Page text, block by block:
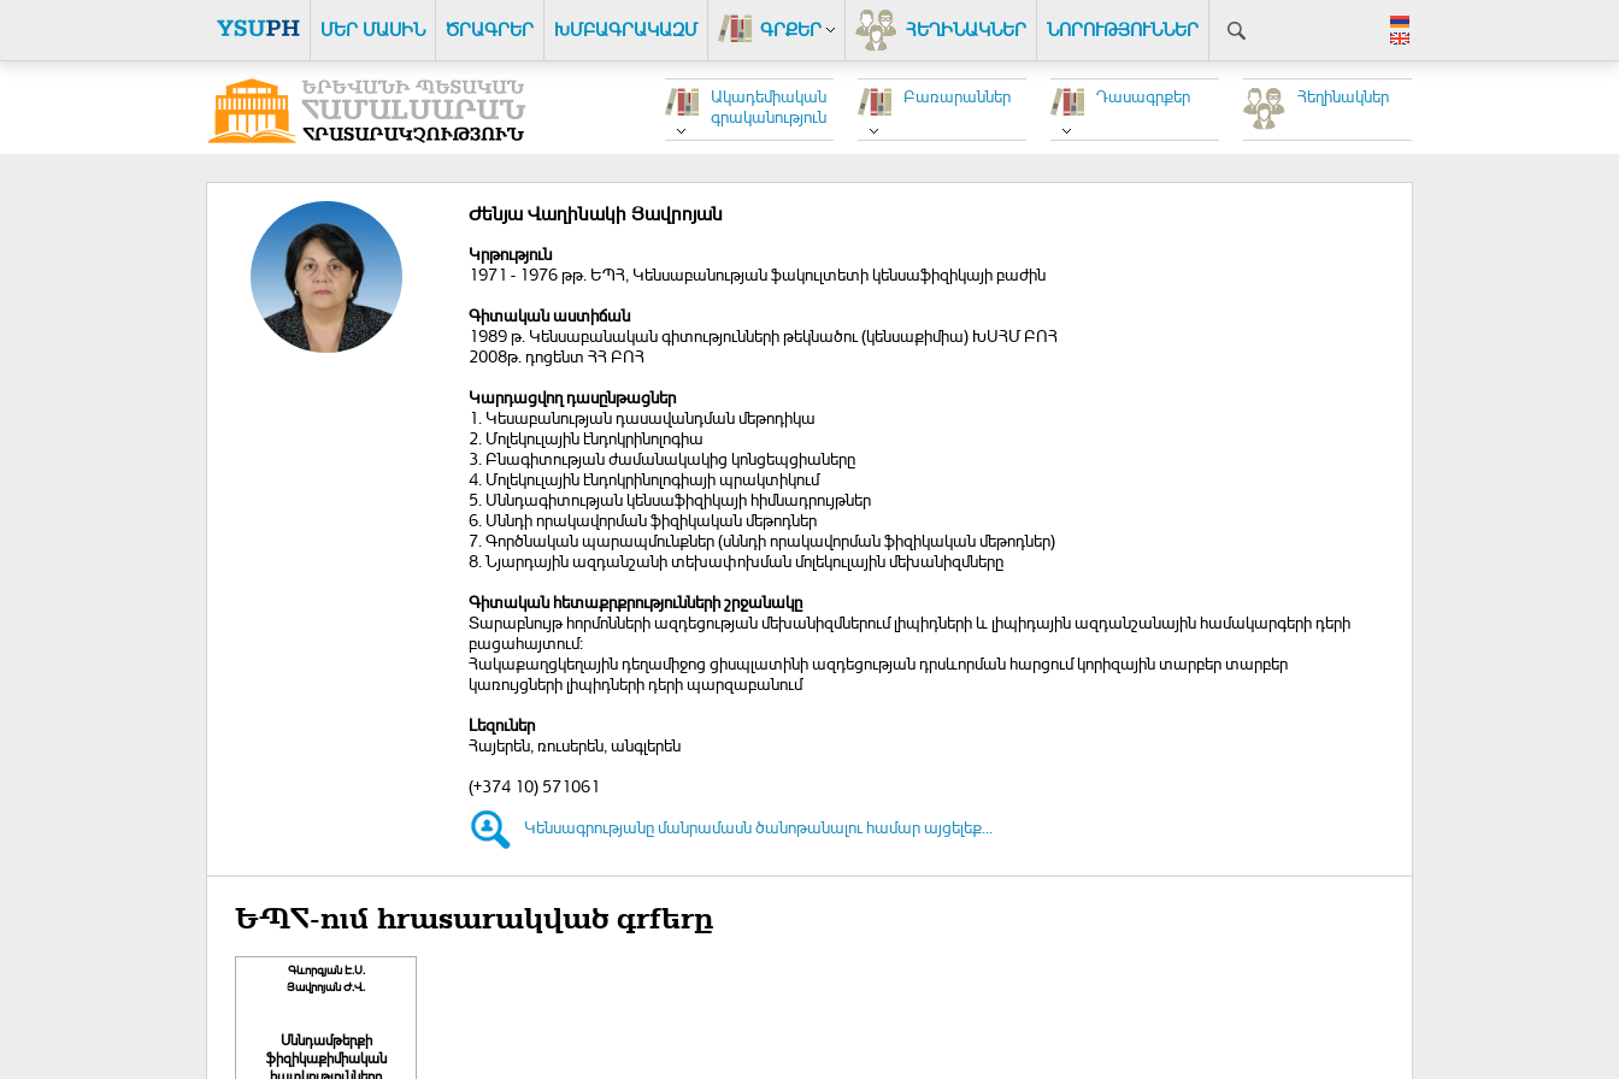
ՄԵՐ ՄԱՍԻՆ ԾՐԱԳՐԵՐ ԽՄԲԱԳՐԱԿԱԶՄ ԳՐՔԵՐ ՀԵՂԻՆԱԿՆԵՐ ՆՈՐՈՒԹՅՈՒՆՆԵՐ
Հեղինակներ
Դասագրքեր
Բառարաններ
Ակադեմիական
գրականություն
Ժենյա Վաղինակի Յավրոյան
Կրթություն
1971 - 1976 թթ. ԵՊՀ, Կենսաբանության ֆակուլտետի կենսաֆիզիկայի բաժին
Գիտական աստիճան
1989 թ. Կենսաբանական գիտությունների թեկնածու (կենսաքիմիա) ԽՍՀՄ ԲՈՀ
2008թ. դոցենտ ՀՀ ԲՈՀ
Կարդացվող դասընթացներ
1. Կեսաբանության դասավանդման մեթոդիկա
2. Մոլեկուլային էնդոկրինոլոգիա
3. Բնագիտության ժամանակակից կոնցեպցիաները
4. Մոլեկուլային էնդոկրինոլոգիայի պրակտիկում
5. Սննդագիտության կենսաֆիզիկայի հիմնադրույթներ
6. Սննդի որակավորման ֆիզիկական մեթոդներ
7. Գործնական պարապմունքներ (սննդի որակավորման ֆիզիկական մեթոդներ)
8. Նյարդային ազդանշանի տեխափոխման մոլեկուլային մեխանիզմները
Գիտական հետաքրքրությունների շրջանակը
Տարաբնույթ հորմոնների ազդեցության մեխանիզմներում լիպիդների և լիպիդային ազդանշանային համակարգերի դերի
բացահայտում:
Հակաքաղցկեղային դեղամիջոց ցիսպլատինի ազդեցության դրսևորման հարցում կորիզային տարբեր տարբեր
կառույցների լիպիդների դերի պարզաբանում
Լեզուներ
Հայերեն, ռուսերեն, անգլերեն
(+374 10) 571061
Կենսագրությանը մանրամասն ծանոթանալու համար այցելեք...
ԵՊՀ-ում հրատարակված գրքերը
Գևորգյան Է.Ս.
Յավրոյան Ժ.Վ.
Սննդամթերքի
ֆիզիկաքիմիական